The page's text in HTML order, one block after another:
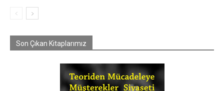
Son Çıkan Kitaplarımız